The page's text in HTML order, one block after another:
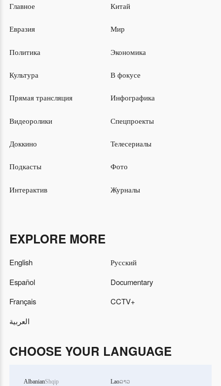
Главное Китай
Евразия Мир
Политика Экономика
Культура В фокусе
Прямая трансляция Инфографика
Видеоролики Спецпроекты
Доккино Телесериалы
Подкасты Фото
Интерактив Журналы
EXPLORE MORE
English
Español
Français
العربية
Русский
Documentary
CCTV+
CHOOSE YOUR LANGUAGE
AlbanianShqip Laoລາວ